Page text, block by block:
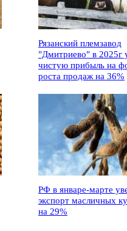
Рязанский племзавод
"Дмитриево" в 2025г
чистую прибыль на
роста продаж на 36%
РФ в январе-марте
экспорт масличных
на 29%